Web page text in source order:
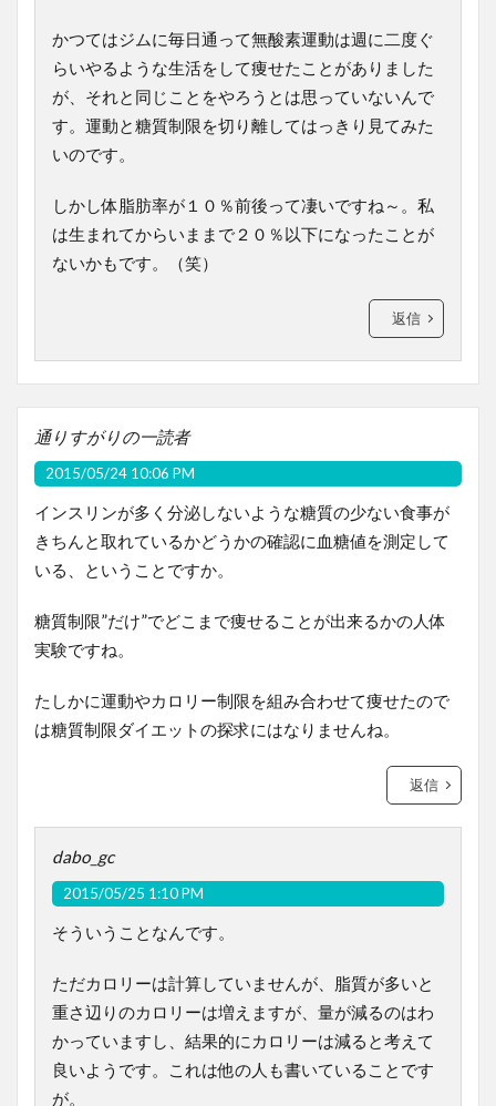
かつてはジムに毎日通って無酸素運動は週に二度ぐ
らいやるような生活をして痩せたことがありました
が、それと同じことをやろうとは思っていないんで
す。運動と糖質制限を切り離してはっきり見てみた
いのです。
しかし体脂肪率が１０％前後って凄いですね～。私
は生まれてからいままで２０％以下になったことが
ないかもです。（笑）
返信
通りすがりの一読者
2015/05/24 10:06 PM
インスリンが多く分泌しないような糖質の少ない食事が
きちんと取れているかどうかの確認に血糖値を測定して
いる、ということですか。
糖質制限”だけ”でどこまで痩せることが出来るかの人体
実験ですね。
たしかに運動やカロリー制限を組み合わせて痩せたので
は糖質制限ダイエットの探求にはなりませんね。
返信
dabo_gc
2015/05/25 1:10 PM
そういうことなんです。
ただカロリーは計算していませんが、脂質が多いと
重さ辺りのカロリーは増えますが、量が減るのはわ
かっていますし、結果的にカロリーは減ると考えて
良いようです。これは他の人も書いていることです
が。